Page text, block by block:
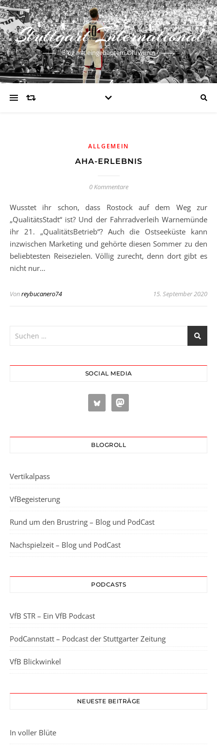
Stuttgart International
Blog mit eingebautem Ohrwurm
ALLGEMEIN
AHA-ERLEBNIS
0 Kommentare
Wusstet ihr schon, dass Rostock auf dem Weg zur
„QualitätsStadt“ ist? Und der Fahrradverleih Warnemünde
ihr 21. „QualitätsBetrieb“? Auch die Ostseeküste kann
inzwischen Marketing und gehörte diesen Sommer zu den
beliebtesten Reisezielen. Völlig zurecht, denn dort gibt es
nicht nur…
Vonreybucanero74 15. September 2020
SOCIAL MEDIA
BLOGROLL
Vertikalpass
VfBegeisterung
Rund um den Brustring – Blog und PodCast
Nachspielzeit – Blog und PodCast
PODCASTS
VfB STR – Ein VfB Podcast
PodCannstatt – Podcast der Stuttgarter Zeitung
VfB Blickwinkel
NEUESTE BEITRÄGE
In voller Blüte